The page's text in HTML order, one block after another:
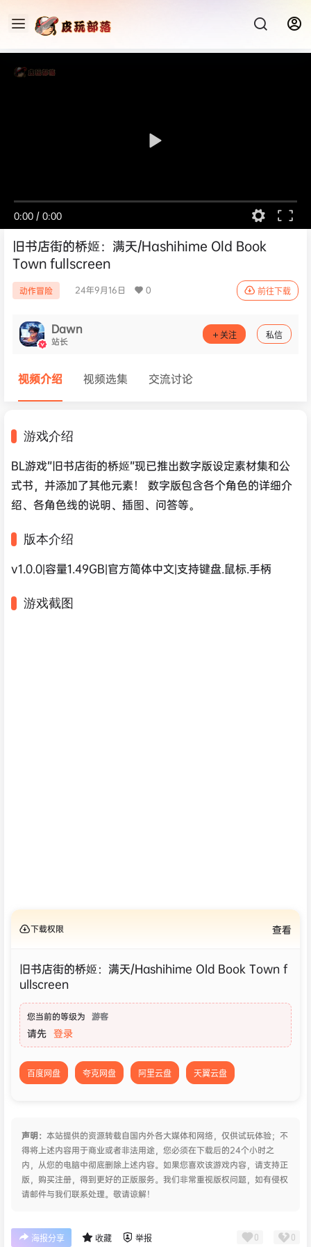
0:00 / 0:00
旧书店街的桥姬：满天/Hashihime Old Book
Town fullscreen
动作冒险 24年9月16日 0 前往下载
Dawn
站长 关注 私信
视频介绍 视频选集 交流讨论
游戏介绍
BL游戏”旧书店街的桥姬”现已推出数字版设定素材集和公
式书，并添加了其他元素！ 数字版包含各个角色的详细介
绍、各角色线的说明、插图、问答等。
版本介绍
v1.0.0|容量1.49GB|官方简体中文|支持键盘.鼠标.手柄
游戏截图
下载权限 查看
旧书店街的桥姬：满天/Hashihime Old Book Town f
ullscreen
您当前的等级为 游客
请先 登录
百度网盘 夸克网盘 阿里云盘 天翼云盘
声明： 本站提供的资源转载自国内外各大媒体和网络，仅供试玩体验；不
得将上述内容用于商业或者非法用途，您必须在下载后的24个小时之
内，从您的电脑中彻底删除上述内容。如果您喜欢该游戏内容，请支持正
版，购买注册，得到更好的正版服务。我们非常重视版权问题，如有侵权
请邮件与我们联系处理。敬请谅解！
海报分享 收藏 举报 0 0